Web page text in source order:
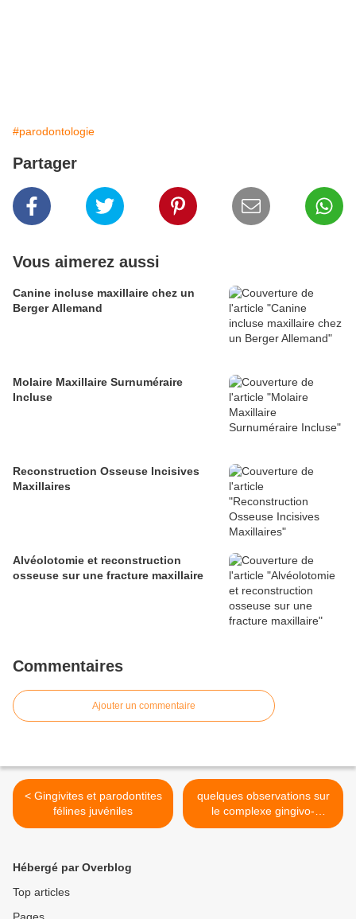
#parodontologie
Partager
Vous aimerez aussi
Canine incluse maxillaire chez un
Berger Allemand
Molaire Maxillaire Surnuméraire
Incluse
Reconstruction Osseuse Incisives
Maxillaires
Alvéolotomie et reconstruction
osseuse sur une fracture maxillaire
Commentaires
Ajouter un commentaire
< Gingivites et parodontites
félines juvéniles
quelques observations sur
le complexe gingivo-
stomatite chronique feline >
Hébergé par Overblog
Top articles